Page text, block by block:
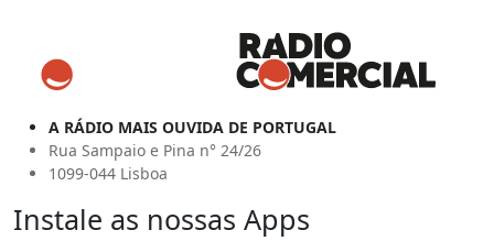
A RÁDIO MAIS OUVIDA DE PORTUGAL
Rua Sampaio e Pina n° 24/26
1099-044 Lisboa
Instale as nossas Apps